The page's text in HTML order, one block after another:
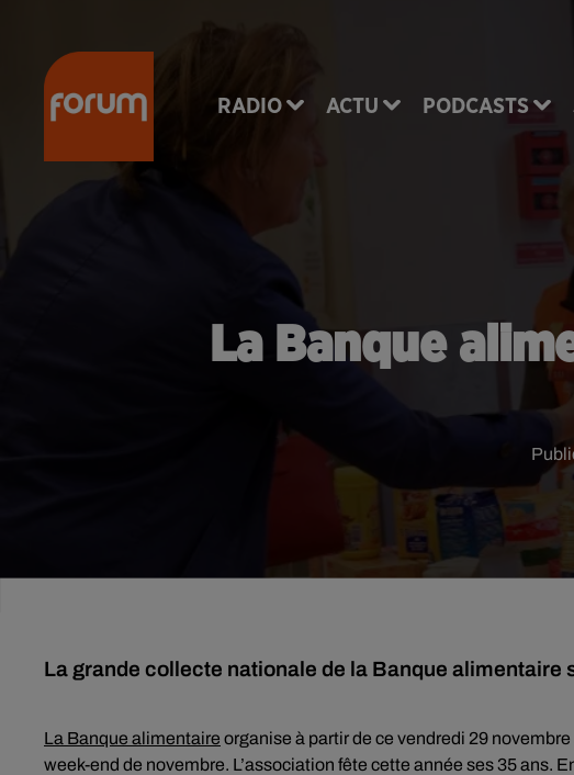
RADIO ACTU PODCASTS
La Banque
La grande collecte nationale de la Banque alimentaire
La Banque alimentaire organise à partir de ce vendredi 29
week-end de novembre. L’association fête cette année ses 35 ans.